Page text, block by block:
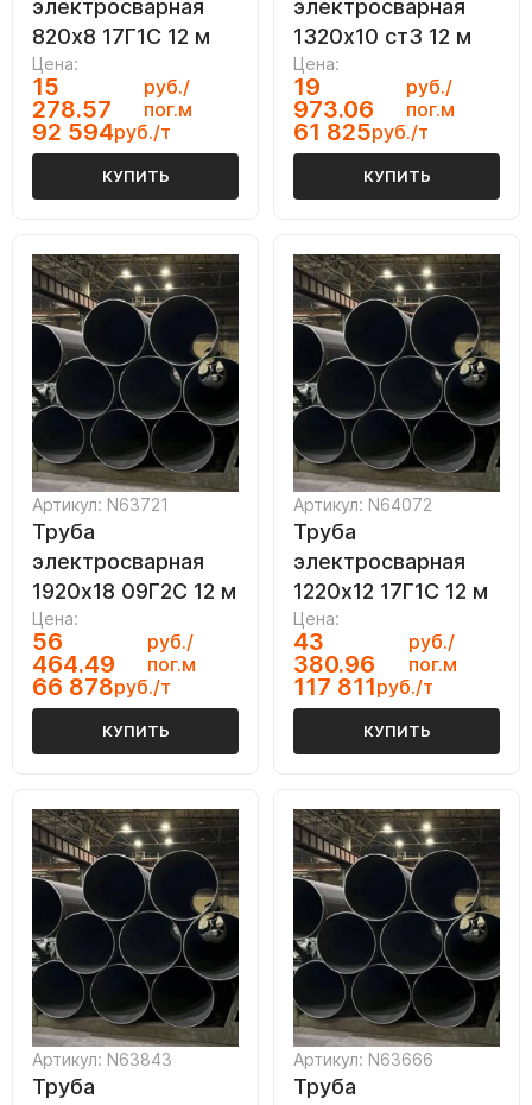
электросварная
820х8 17Г1С 12 м
Цена:
15
278.57
руб./
пог.м
92 594руб./т
КУПИТЬ
электросварная
1320х10 ст3 12 м
Цена:
19
973.06
руб./
пог.м
61 825руб./т
КУПИТЬ
Артикул: N63721
Труба
электросварная
1920х18 09Г2С 12 м
Цена:
56
464.49
руб./
пог.м
66 878руб./т
КУПИТЬ
Артикул: N64072
Труба
электросварная
1220х12 17Г1С 12 м
Цена:
43
380.96
руб./
пог.м
117 811руб./т
КУПИТЬ
Артикул: N63843
Труба
Артикул: N63666
Труба